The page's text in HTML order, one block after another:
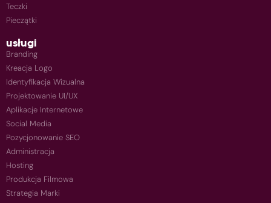
Teczki
Pieczątki
usługi
Branding
Kreacja Logo
Identyfikacja Wizualna
Projektowanie UI/UX
Aplikacje Internetowe
Social Media
Pozycjonowanie SEO
Administracja
Hosting
Produkcja Filmowa
Strategia Marki